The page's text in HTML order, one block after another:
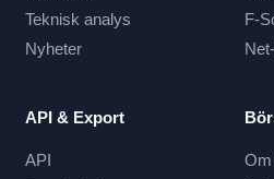
Teknisk analys
Nyheter
F-
API & Export
API